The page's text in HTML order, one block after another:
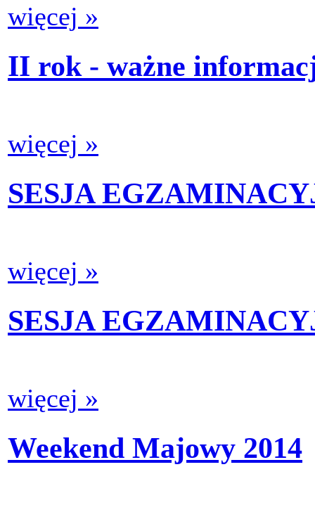
więcej »
II rok - ważne
więcej »
SESJA
więcej »
SESJA
więcej »
Weekend Majowy 2014